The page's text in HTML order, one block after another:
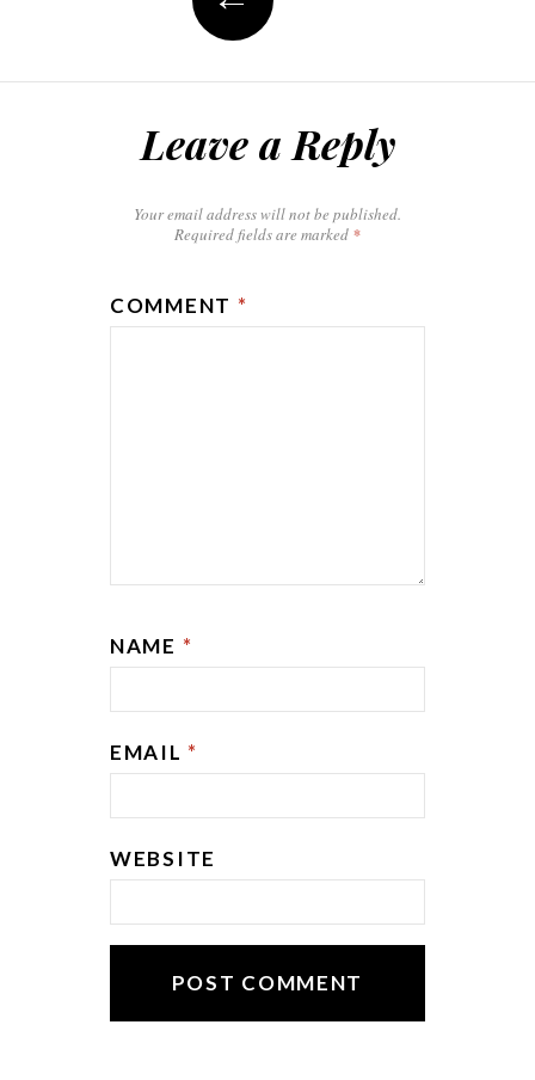
Leave a Reply
Your email address will not be published.
Required fields are marked *
COMMENT *
NAME *
EMAIL *
WEBSITE